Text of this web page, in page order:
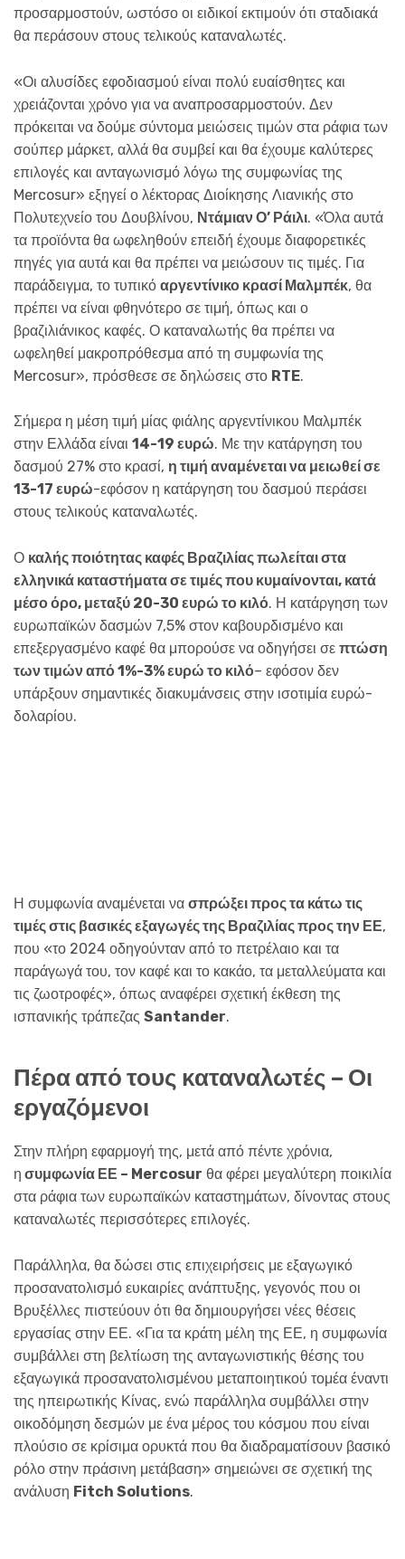
προσαρμοστούν, ωστόσο οι ειδικοί εκτιμούν ότι σταδιακά
θα περάσουν στους τελικούς καταναλωτές.
«Οι αλυσίδες εφοδιασμού είναι πολύ ευαίσθητες και
χρειάζονται χρόνο για να αναπροσαρμοστούν. Δεν
πρόκειται να δούμε σύντομα μειώσεις τιμών στα ράφια των
σούπερ μάρκετ, αλλά θα συμβεί και θα έχουμε καλύτερες
επιλογές και ανταγωνισμό λόγω της συμφωνίας της
Mercosur» εξηγεί ο λέκτορας Διοίκησης Λιανικής στο
Πολυτεχνείο του Δουβλίνου, Ντάμιαν Ο’ Ράιλι. «Όλα αυτά
τα προϊόντα θα ωφεληθούν επειδή έχουμε διαφορετικές
πηγές για αυτά και θα πρέπει να μειώσουν τις τιμές. Για
παράδειγμα, το τυπικό αργεντίνικο κρασί Μαλμπέκ, θα
πρέπει να είναι φθηνότερο σε τιμή, όπως και ο
βραζιλιάνικος καφές. Ο καταναλωτής θα πρέπει να
ωφεληθεί μακροπρόθεσμα από τη συμφωνία της
Mercosur», πρόσθεσε σε δηλώσεις στο RTE.
Σήμερα η μέση τιμή μίας φιάλης αργεντίνικου Μαλμπέκ
στην Ελλάδα είναι 14-19 ευρώ. Με την κατάργηση του
δασμού 27% στο κρασί, η τιμή αναμένεται να μειωθεί σε
13-17 ευρώ-εφόσον η κατάργηση του δασμού περάσει
στους τελικούς καταναλωτές.
Ο καλής ποιότητας καφές Βραζιλίας πωλείται στα
ελληνικά καταστήματα σε τιμές που κυμαίνονται, κατά
μέσο όρο, μεταξύ 20-30 ευρώ το κιλό. Η κατάργηση των
ευρωπαϊκών δασμών 7,5% στον καβουρδισμένο και
επεξεργασμένο καφέ θα μπορούσε να οδηγήσει σε πτώση
των τιμών από 1%-3% ευρώ το κιλό– εφόσον δεν
υπάρξουν σημαντικές διακυμάνσεις στην ισοτιμία ευρώ-
δολαρίου.
Η συμφωνία αναμένεται να σπρώξει προς τα κάτω τις
τιμές στις βασικές εξαγωγές της Βραζιλίας προς την ΕΕ,
που «το 2024 οδηγούνταν από το πετρέλαιο και τα
παράγωγά του, τον καφέ και το κακάο, τα μεταλλεύματα και
τις ζωοτροφές», όπως αναφέρει σχετική έκθεση της
ισπανικής τράπεζας Santander.
Πέρα από τους καταναλωτές – Οι
εργαζόμενοι
Στην πλήρη εφαρμογή της, μετά από πέντε χρόνια,
η συμφωνία ΕΕ – Mercosur θα φέρει μεγαλύτερη ποικιλία
στα ράφια των ευρωπαϊκών καταστημάτων, δίνοντας στους
καταναλωτές περισσότερες επιλογές.
Παράλληλα, θα δώσει στις επιχειρήσεις με εξαγωγικό
προσανατολισμό ευκαιρίες ανάπτυξης, γεγονός που οι
Βρυξέλλες πιστεύουν ότι θα δημιουργήσει νέες θέσεις
εργασίας στην ΕΕ. «Για τα κράτη μέλη της ΕΕ, η συμφωνία
συμβάλλει στη βελτίωση της ανταγωνιστικής θέσης του
εξαγωγικά προσανατολισμένου μεταποιητικού τομέα έναντι
της ηπειρωτικής Κίνας, ενώ παράλληλα συμβάλλει στην
οικοδόμηση δεσμών με ένα μέρος του κόσμου που είναι
πλούσιο σε κρίσιμα ορυκτά που θα διαδραματίσουν βασικό
ρόλο στην πράσινη μετάβαση» σημειώνει σε σχετική της
ανάλυση Fitch Solutions.